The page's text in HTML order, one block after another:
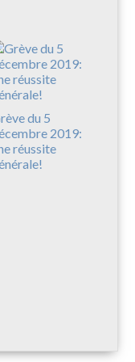
du 5
2019:
réussite